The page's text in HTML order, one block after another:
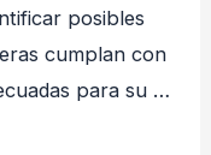
posibles
cumplan con
para su …